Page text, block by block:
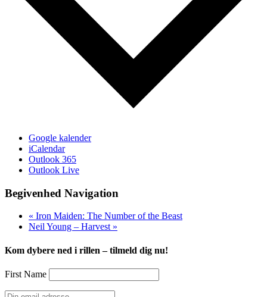
Google kalender
iCalendar
Outlook 365
Outlook Live
Begivenhed Navigation
« Iron Maiden: The Number of the Beast
Neil Young – Harvest »
Kom dybere ned i rillen – tilmeld dig nu!
First Name